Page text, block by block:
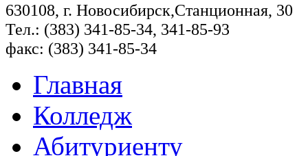
630108, г. Новосибирск,Станционная, 30
Тел.: (383) 341-85-34, 341-85-93
факс: (383) 341-85-34
Главная
Колледж
Абитуриенту